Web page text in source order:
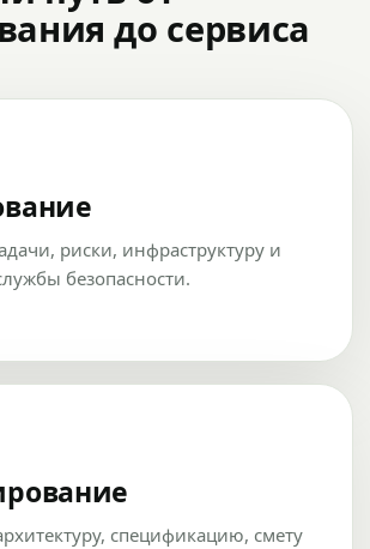
до сервиса
риски, инфраструктуру и
безопасности.
спецификацию, смету